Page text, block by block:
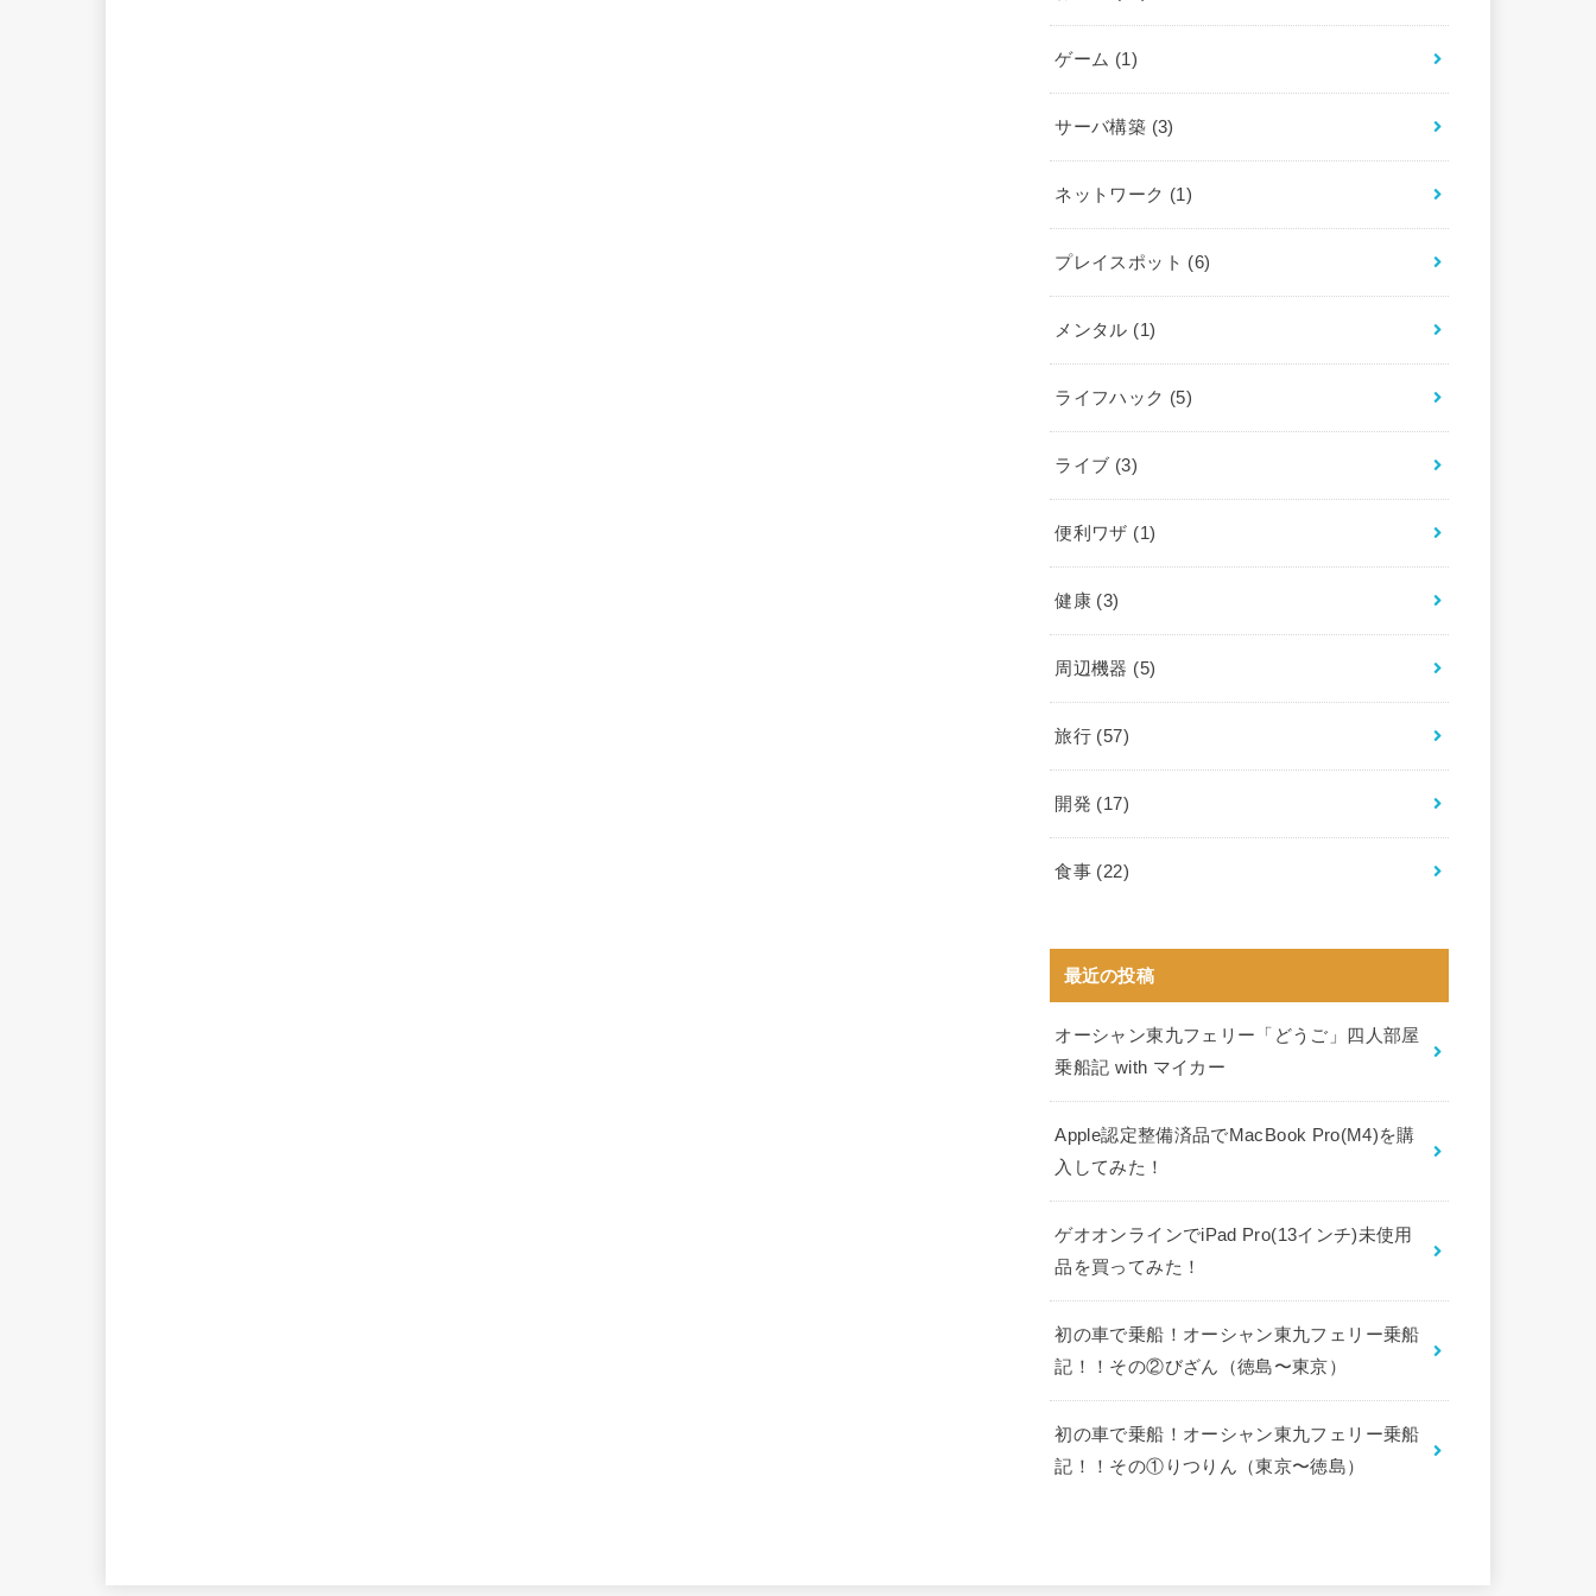
ゲーム (1)
サーバ構築 (3)
ネットワーク (1)
プレイスポット (6)
メンタル (1)
ライフハック (5)
ライブ (3)
便利ワザ (1)
健康 (3)
周辺機器 (5)
旅行 (57)
開発 (17)
食事 (22)
最近の投稿
オーシャン東九フェリー「どうご」四人部屋
乗船記 with マイカー
Apple認定整備済品でMacBook Pro(M4)を購
入してみた！
ゲオオンラインでiPad Pro(13インチ)未使用
品を買ってみた！
初の車で乗船！オーシャン東九フェリー乗船
記！！その②びざん（徳島〜東京）
初の車で乗船！オーシャン東九フェリー乗船
記！！その①りつりん（東京〜徳島）